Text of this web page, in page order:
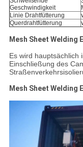
Geschwindigkeit
Linie Drahtfütterung
Querdrahtfütterung
Mesh Sheet Welding
Es wird hauptsächlich
Einschließung des
Mesh Sheet Welding